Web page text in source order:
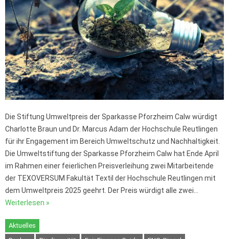
Die Stiftung Umweltpreis der Sparkasse Pforzheim Calw würdigt
Charlotte Braun und Dr. Marcus Adam der Hochschule Reutlingen
für ihr Engagement im Bereich Umweltschutz und Nachhaltigkeit.
Die Umweltstiftung der Sparkasse Pforzheim Calw hat Ende April
im Rahmen einer feierlichen Preisverleihung zwei Mitarbeitende
der TEXOVERSUM Fakultät Textil der Hochschule Reutlingen mit
dem Umweltpreis 2025 geehrt. Der Preis würdigt alle zwei…
Weiterlesen »
Aktuelles